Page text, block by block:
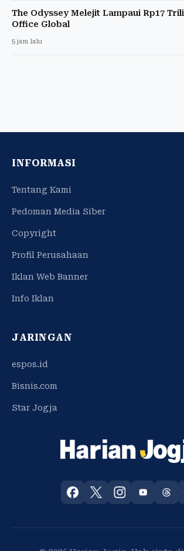
The Odyssey Melejit Lampaui Rp17
Office Global
5 jam lalu
INFORMASI
Tentang Kami
Pedoman Media Siber
Copyright
Profil Perusahaan
Iklan Web Banner
Info Iklan
JARINGAN
espos.id
Bisnis.com
Star Jogja